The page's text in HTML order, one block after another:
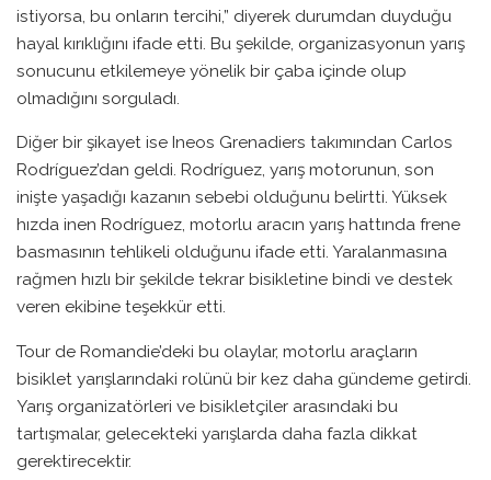
istiyorsa, bu onların tercihi,” diyerek durumdan duyduğu
hayal kırıklığını ifade etti. Bu şekilde, organizasyonun yarış
sonucunu etkilemeye yönelik bir çaba içinde olup
olmadığını sorguladı.
Diğer bir şikayet ise Ineos Grenadiers takımından Carlos
Rodríguez’dan geldi. Rodríguez, yarış motorunun, son
inişte yaşadığı kazanın sebebi olduğunu belirtti. Yüksek
hızda inen Rodríguez, motorlu aracın yarış hattında frene
basmasının tehlikeli olduğunu ifade etti. Yaralanmasına
rağmen hızlı bir şekilde tekrar bisikletine bindi ve destek
veren ekibine teşekkür etti.
Tour de Romandie’deki bu olaylar, motorlu araçların
bisiklet yarışlarındaki rolünü bir kez daha gündeme getirdi.
Yarış organizatörleri ve bisikletçiler arasındaki bu
tartışmalar, gelecekteki yarışlarda daha fazla dikkat
gerektirecektir.